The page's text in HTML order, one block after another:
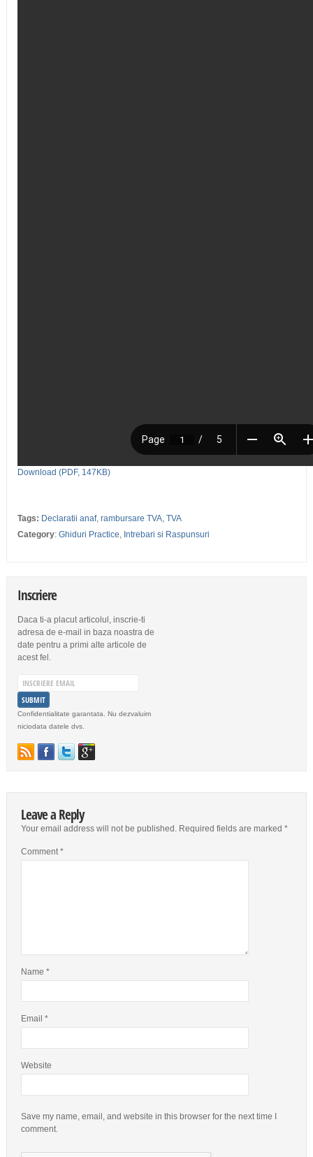
Download (PDF, 147KB)
Tags: Declaratii anaf, rambursare TVA, TVA
Category: Ghiduri Practice, Intrebari si Raspunsuri
Inscriere
Daca ti-a placut articolul, inscrie-ti
adresa de e-mail in baza noastra de
date pentru a primi alte articole de
acest fel.
Confidentialitate garantata. Nu dezvaluim
niciodata datele dvs.
Leave a Reply
Your email address will not be published. Required fields are marked *
Comment*
Name *
Email *
Website
Save my name, email, and website in this browser for the next time I
comment.